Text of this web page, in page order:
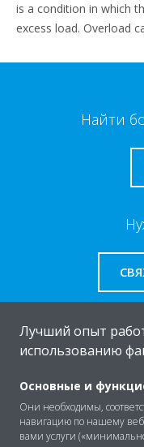
is a condition in which
excess load. Overload
Найти
Решения
Лучший опыт
использованию
Основные и
Они необходимы,
навигацию по нашему
вами услуги